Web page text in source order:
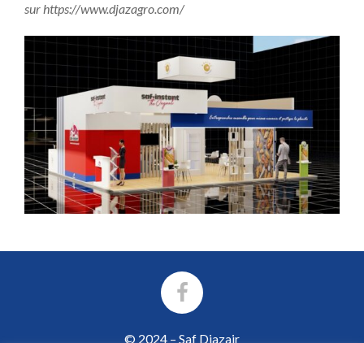
surhttps://www.djazagro.com/
© 2024 – Saf Djazair